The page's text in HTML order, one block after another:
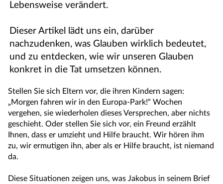
Lebensweise verändert.
Dieser Artikel lädt uns ein, darüber
nachzudenken, was Glauben wirklich bedeutet,
und zu entdecken, wie wir unseren Glauben
konkret in die Tat umsetzen können.
Stellen Sie sich Eltern vor, die ihren Kindern sagen:
„Morgen fahren wir in den Europa-Park!“ Wochen
vergehen, sie wiederholen dieses Versprechen, aber nichts
geschieht. Oder stellen Sie sich vor, ein Freund erzählt
Ihnen, dass er umzieht und Hilfe braucht. Wir hören ihm
zu, wir ermutigen ihn, aber als er Hilfe braucht, ist niemand
da.
Diese Situationen zeigen uns, was Jakobus in seinem Brief